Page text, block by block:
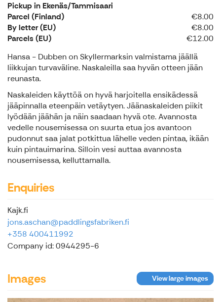
Pickup in Ekenäs/Tammisaari
Parcel (Finland)
€8.00
By letter (EU)
€8.00
Parcels (EU)
€12.00
Hansa - Dubben on Skyllermarksin valmistama jäällä
liikkujan turvaväline. Naskaleilla saa hyvän otteen jään
reunasta.
Naskaleiden käyttöä on hyvä harjoitella ensikädessä
jääpinnalla eteenpäin vetäytyen. Jäänaskaleiden piikit
lyödään jäähän ja näin saadaan hyvä ote. Avannosta
vedelle nousemisessa on suurta etua jos avantoon
pudonnut saa jalat potkittua lähelle veden pintaa, ikään
kuin pintauimarina. Silloin vesi auttaa avannosta
nousemisessa, kelluttamalla.
Enquiries
Kajk.fi
jons.aschan@paddlingsfabriken.fi
+358 400411992
Company id: 0944295-6
Images View large images